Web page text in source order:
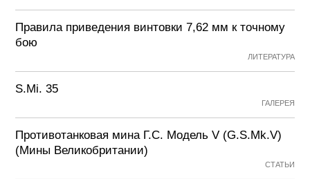
Правила приведения винтовки 7,62 мм к точному
бою
ЛИТЕРАТУРА
S.Mi. 35
ГАЛЕРЕЯ
Противотанковая мина Г.С. Модель V (G.S.Mk.V)
(Мины Великобритании)
СТАТЬИ